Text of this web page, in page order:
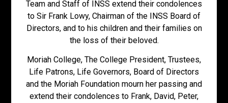
Team and Staff of INSS extend their condolences
to Sir Frank Lowy, Chairman of the INSS Board of
Directors, and to his children and their families on
the loss of their beloved.
Moriah College, The College President, Trustees,
Life Patrons, Life Governors, Board of Directors
and the Moriah Foundation mourn her passing and
extend their condolences to Frank, David, Peter,